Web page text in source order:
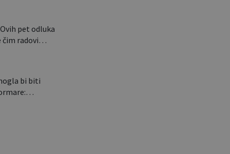
pet odluka
čim radovi…
bi biti